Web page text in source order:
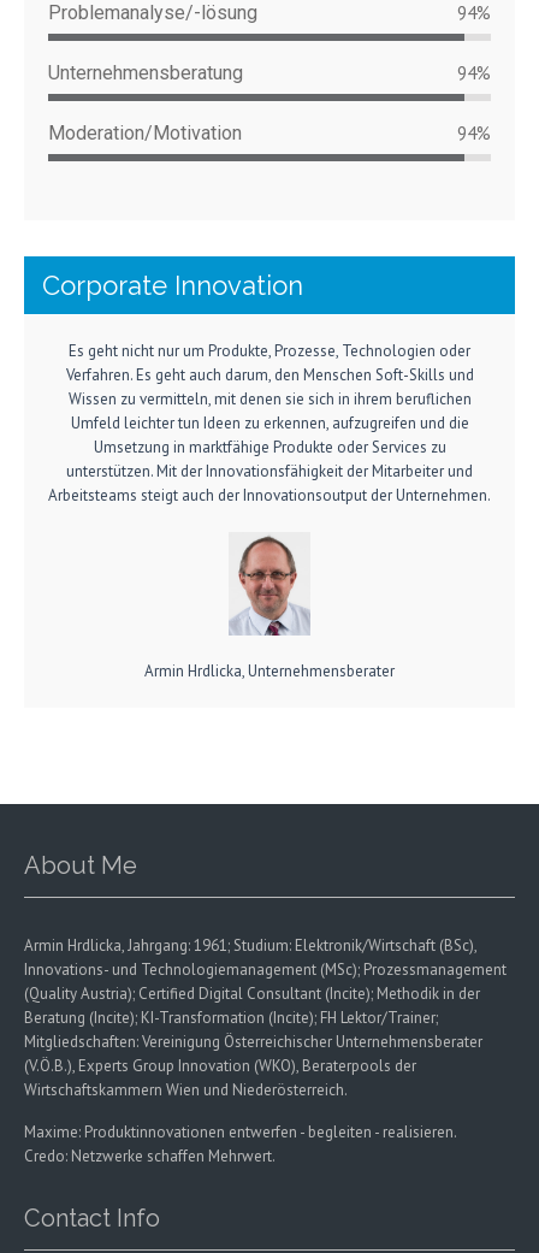
Problemanalyse/-lösung 94%
Unternehmensberatung 94%
Moderation/Motivation 94%
Corporate Innovation
Es geht nicht nur um Produkte, Prozesse, Technologien oder
Verfahren. Es geht auch darum, den Menschen Soft-Skills und
Wissen zu vermitteln, mit denen sie sich in ihrem beruflichen
Umfeld leichter tun Ideen zu erkennen, aufzugreifen und die
Umsetzung in marktfähige Produkte oder Services zu
unterstützen. Mit der Innovationsfähigkeit der Mitarbeiter und
Arbeitsteams steigt auch der Innovationsoutput der Unternehmen.
Armin Hrdlicka, Unternehmensberater
About Me
Armin Hrdlicka, Jahrgang: 1961; Studium: Elektronik/Wirtschaft (BSc),
Innovations- und Technologiemanagement (MSc); Prozessmanagement
(Quality Austria); Certified Digital Consultant (Incite); Methodik in der
Beratung (Incite); KI-Transformation (Incite); FH Lektor/Trainer;
Mitgliedschaften: Vereinigung Österreichischer Unternehmensberater
(V.Ö.B.), Experts Group Innovation (WKO), Beraterpools der
Wirtschaftskammern Wien und Niederösterreich.
Maxime: Produktinnovationen entwerfen - begleiten - realisieren.
Credo: Netzwerke schaffen Mehrwert.
Contact Info